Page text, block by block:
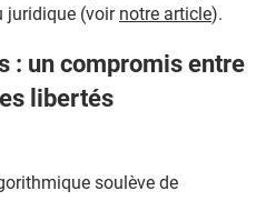
juridique (voir notre article).
: un compromis entre
libertés
soulève de